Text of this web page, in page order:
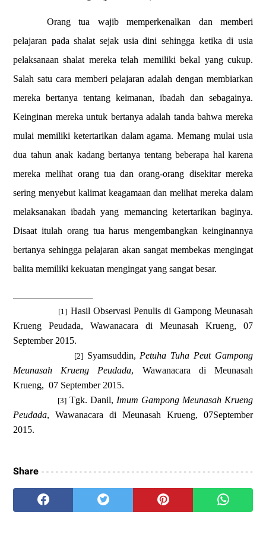
Orang tua wajib memperkenalkan dan memberi
pelajaran pada shalat sejak usia dini sehingga ketika di usia
pelaksanaan shalat mereka telah memiliki bekal yang cukup.
Salah satu cara memberi pelajaran adalah dengan membiarkan
mereka bertanya tentang keimanan, ibadah dan sebagainya.
Keinginan mereka untuk bertanya adalah tanda bahwa mereka
mulai memiliki ketertarikan dalam agama. Memang mulai usia
dua tahun anak kadang bertanya tentang beberapa hal karena
mereka melihat orang tua dan orang-orang disekitar mereka
sering menyebut kalimat keagamaan dan melihat mereka dalam
melaksanakan ibadah yang memancing ketertarikan baginya.
Disaat itulah orang tua harus mengembangkan keinginannya
bertanya sehingga pelajaran akan sangat membekas mengingat
balita memiliki kekuatan mengingat yang sangat besar.
[1] Hasil Observasi Penulis di Gampong Meunasah
Krueng Peudada, Wawanacara di Meunasah Krueng, 07
September 2015.
[2] Syamsuddin, Petuha Tuha Peut Gampong
Meunasah Krueng Peudada, Wawanacara di Meunasah
Krueng, 07 September 2015.
[3] Tgk. Danil, Imum Gampong Meunasah Krueng
Peudada, Wawanacara di Meunasah Krueng, 07September
2015.
Share